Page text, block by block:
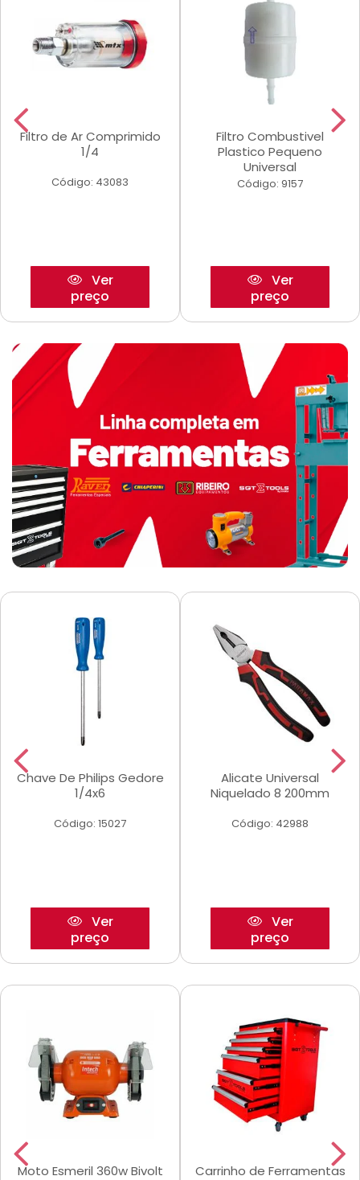
Filtro de Ar Comprimido
1/4
Código: 43083
Ver
preço
Filtro Combustivel
Plastico Pequeno
Universal
Código: 9157
Ver
preço
Chave De Philips Gedore
1/4x6
Código: 15027
Ver
preço
Alicate Universal
Niquelado 8 200mm
Código: 42988
Ver
preço
Moto Esmeril 360w Bivolt
Carrinho de Ferramentas